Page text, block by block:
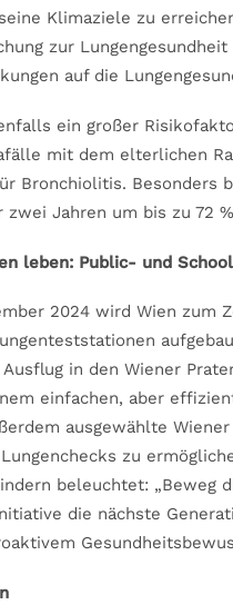
Klimaziele zu
zur
auf die
ein großer
mit dem elterlichen
Bronchiolitis. Besonders
Jahren um bis zu 72
leben: Public- und
2024 wird Wien
in den Wiener
einfachen, aber
ausgewählte
zu
beleuchtet: „Beweg
die nächste